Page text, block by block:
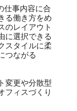
仕事内容に合
る働き方をめ
のレイアウト
に選択できる
スタイルに柔
つながる
変更や分散型
フィスづくり